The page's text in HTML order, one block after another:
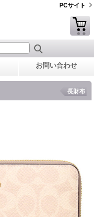
PCサイト
お問い合わせ
長財布